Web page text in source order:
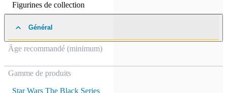
Figurines de collection
Général
Âge recommandé (minimum)
Gamme de produits
Star Wars The Black Series